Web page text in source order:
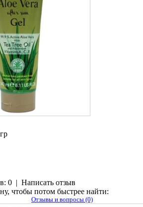
0 | Написать отзыв
чтобы потом быстрее найти:
Отзывы и вопросы (0)